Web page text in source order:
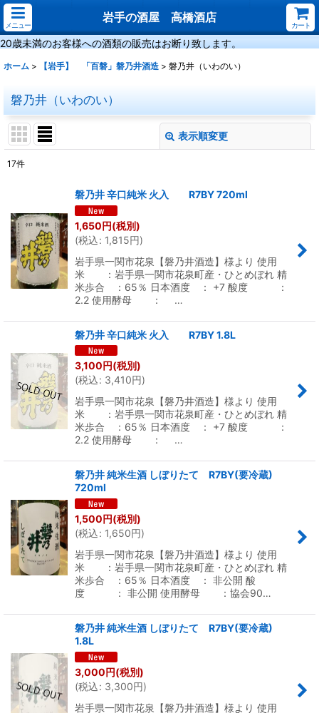
メニュー
岩手の酒屋 高橋酒店
カート
20歳未満のお客様への酒類の販売はお断り致します。
ホーム > 【岩手】 「百磐」磐乃井酒造 > 磐乃井（いわのい）
磐乃井（いわのい）
表示順変更
並び順:
絞り込む
17件
磐乃井 辛口純米 火入 R7BY 720ml
1,650円(税別)
(税込: 1,815円)
岩手県一関市花泉【磐乃井酒造】様より 使用
米 ：岩手県一関市花泉町産・ひとめぼれ 精
米歩合 ：65％ 日本酒度 ： +7 酸度 ：
2.2 使用酵母 ： …
磐乃井 辛口純米 火入 R7BY 1.8L
3,100円(税別)
(税込: 3,410円)
岩手県一関市花泉【磐乃井酒造】様より 使用
米 ：岩手県一関市花泉町産・ひとめぼれ 精
米歩合 ：65％ 日本酒度 ： +7 酸度 ：
2.2 使用酵母 ： …
磐乃井 純米生酒 しぼりたて R7BY(要冷蔵)
720ml
1,500円(税別)
(税込: 1,650円)
岩手県一関市花泉【磐乃井酒造】様より 使用
米 ：岩手県一関市花泉町産・ひとめぼれ 精
米歩合 ：65％ 日本酒度 ： 非公開 酸
度 ： 非公開 使用酵母 ：協会90…
磐乃井 純米生酒 しぼりたて R7BY(要冷蔵)
1.8L
3,000円(税別)
(税込: 3,300円)
岩手県一関市花泉【磐乃井酒造】様より 使用